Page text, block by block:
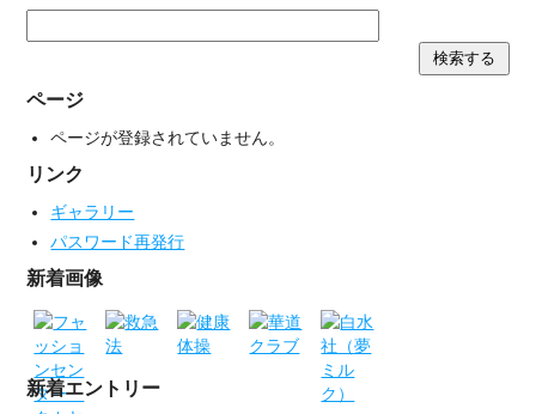
ページ
ページが登録されていません。
リンク
ギャラリー
パスワード再発行
新着画像
新着エントリー